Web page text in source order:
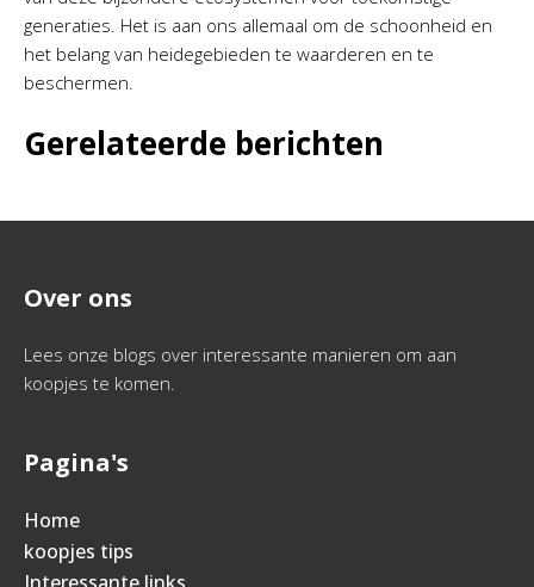
generaties. Het is aan ons allemaal om de schoonheid en
het belang van heidegebieden te waarderen en te
beschermen.
Gerelateerde berichten
Over ons
Lees onze blogs over interessante manieren om aan
koopjes te komen.
Pagina's
Home
koopjes tips